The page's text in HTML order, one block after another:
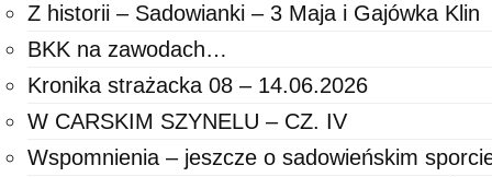
Z historii – Sadowianki – 3 Maja i Gajówka Klin
BKK na zawodach…
Kronika strażacka 08 – 14.06.2026
W CARSKIM SZYNELU – CZ. IV
Wspomnienia – jeszcze o sadowieńskim